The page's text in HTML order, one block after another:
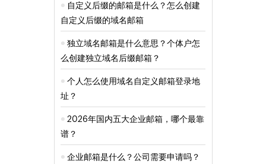
自定义后缀的邮箱是什么？怎么创建
自定义后缀的域名邮箱
独立域名邮箱是什么意思？个体户怎
么创建独立域名后缀邮箱？
个人怎么使用域名自定义邮箱登录地
址？
2026年国内五大企业邮箱，哪个最靠
谱？
企业邮箱是什么？公司需要申请吗？